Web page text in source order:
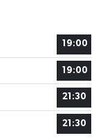
19:00
19:00
21:30
21:30